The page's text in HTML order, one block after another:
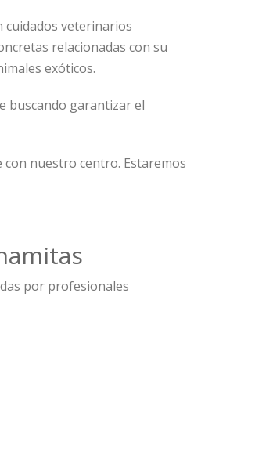
cuidados veterinarios
relacionadas con su
exóticos.
buscando garantizar el
nuestro centro. Estaremos
por profesionales